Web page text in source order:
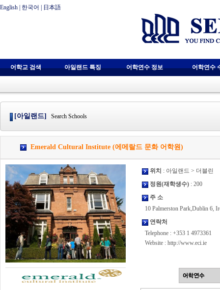
English 한국어 日本語
어학교 검색 아일랜드 특징 어학연수 정보 어학연수
[아일랜드] Search Schools
Emerald Cultural Institute (에메랄드 문화 어학원)
위치 : 아일랜드 > 더블린
정원(재학생수) : 200
주 소
10 Palmerston Park,Dublin 6,
연락처
Telephone : +353 1 4973361
Website : http://www.eci.ie